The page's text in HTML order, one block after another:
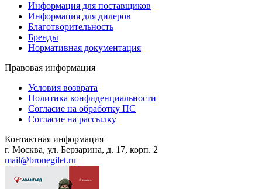
Информация для поставщиков
Информация для дилеров
Благотворительность
Бренды
Нормативная документация
Правовая информация
Условия возврата
Политика конфиденциальности
Согласие на обработку ПС
Согласие на рассылку
Контактная информация
г. Москва, ул. Берзарина, д. 17, корп. 2
mail@bronegilet.ru